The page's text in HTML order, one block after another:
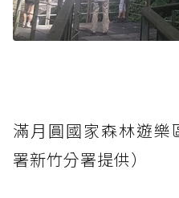
滿月圓國家森林遊樂
署新竹分署提供）